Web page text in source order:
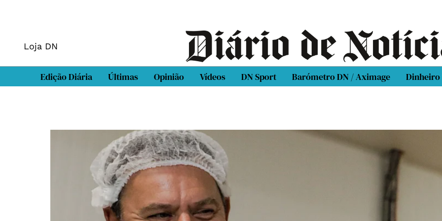
Loja DN
Edição Diária Últimas Opinião Vídeos DN Sport Barómetro DN / Aximage Dinheiro